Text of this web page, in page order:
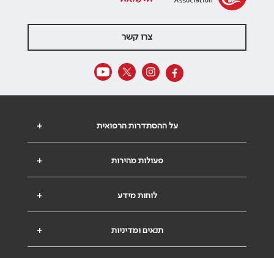
צרו קשר
+ על ההסתדרות הרפואית
+ פעולות מהירות
+ לוחות מידע
+ תנאים ומדיניות